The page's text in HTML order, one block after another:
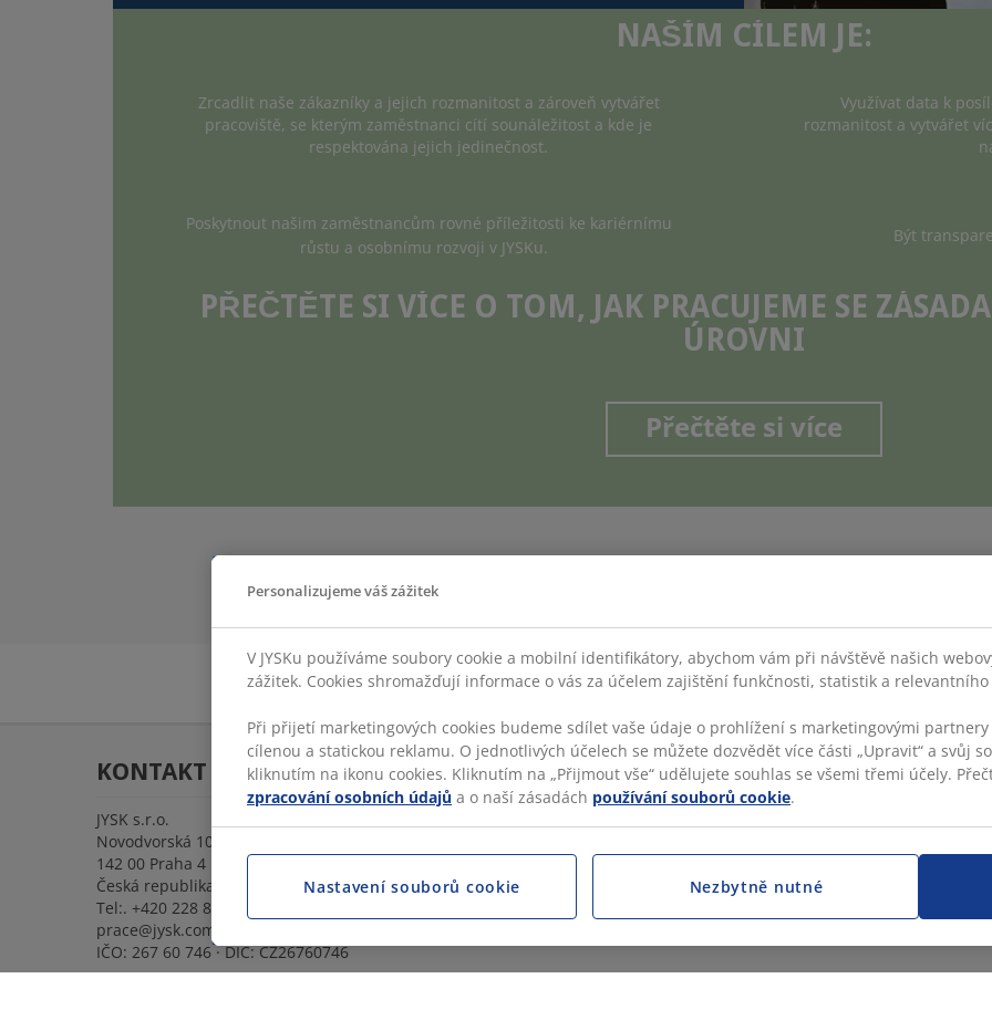
NAŠÍM CÍLEM JE:
Zrcadlit naše zákazníky a jejich rozmanitost a zároveň vytvářet
pracoviště, se kterým zaměstnanci cítí sounáležitost a kde je
respektována jejich jedinečnost.
Využívat data k
rozmanitost a vytvářet
Poskytnout našim zaměstnancům rovné příležitosti ke kariérnímu
růstu a osobnímu rozvoji v JYSKu.
Být
PŘEČTĚTE SI VÍCE O TOM, JAK PRACUJEME SE
ÚROVNI
Přečtěte si více
KONTAKT
JYSK s.r.o.
Novodvorská 1062/12, Lhotka
142 00 Praha 4
Česká republika
Tel:. +420 228 884 565
prace@jysk.com
IČO: 267 60 746 · DIČ: CZ26760746
KATEGORIE
Leadership Academy
Personalizujeme váš zážitek
V JYSKu používáme soubory cookie a mobilní identifikátory, abychom vám při návštěvě našich
zážitek. Cookies shromažďují informace o vás za účelem zajištění funkčnosti, statistik a
Při přijetí marketingových cookies budeme sdílet vaše údaje o prohlížení s marketingovými partnery
cílenou a statickou reklamu. O jednotlivých účelech se můžete dozvědět více části „Upravit“ a svůj
kliknutím na ikonu cookies. Kliknutím na „Přijmout vše“ udělujete souhlas se všemi třemi účely.
zpracování osobních údajů a o naší zásadách používání souborů cookie.
Nastavení souborů cookie Nezbytně nutné